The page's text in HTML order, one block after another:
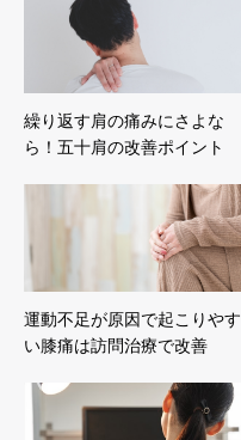
繰り返す肩の痛みにさよな
ら！五十肩の改善ポイント
運動不足が原因で起こりやす
い膝痛は訪問治療で改善